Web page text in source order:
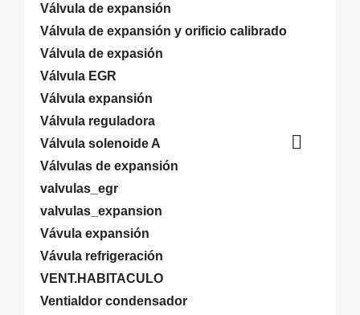
Válvula de expansión
Válvula de expansión y orificio calibrado
Válvula de expasión
Válvula EGR
Válvula expansión
Válvula reguladora
Válvula solenoide A

Válvulas de expansión
valvulas_egr
valvulas_expansion
Vávula expansión
Vávula refrigeración
VENT.HABITACULO
Ventialdor condensador